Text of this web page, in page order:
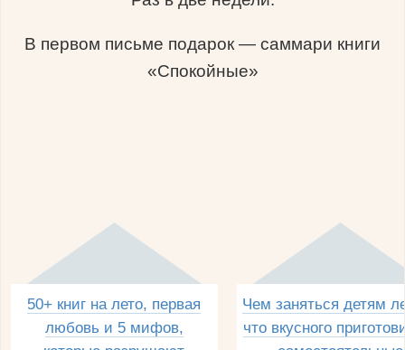
В первом письме подарок — саммари книги
«Спокойные»
50+ книг на лето, первая
любовь и 5 мифов,
Чем заняться детям
что вкусного